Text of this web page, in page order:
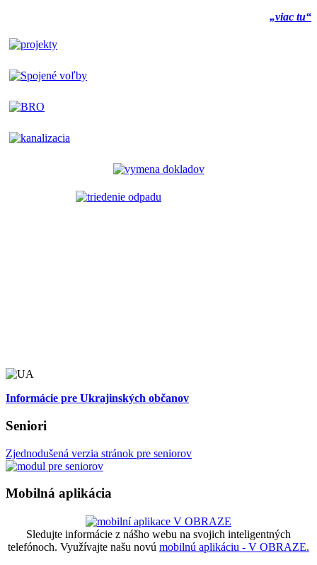
„viac tu“
Informácie pre Ukrajinských občanov
Seniori
Zjednodušená verzia stránok pre seniorov
Mobilná aplikácia
Sledujte informácie z nášho webu na svojich inteligentných
telefónoch. Využívajte našu novú mobilnú aplikáciu - V OBRAZE.